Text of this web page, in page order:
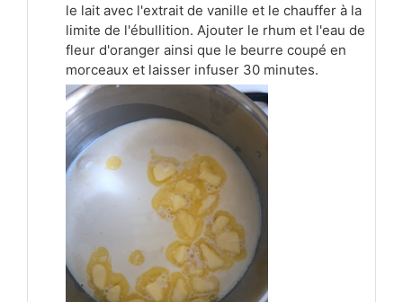
le lait avec l'extrait de vanille et le chauffer à la
limite de l'ébullition. Ajouter le rhum et l'eau de
fleur d'oranger ainsi que le beurre coupé en
morceaux et laisser infuser 30 minutes.